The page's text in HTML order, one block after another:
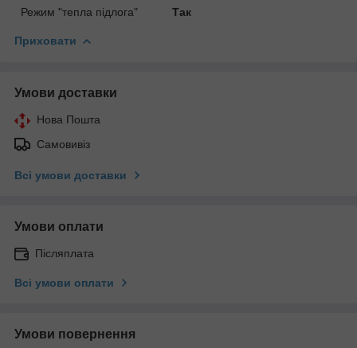
Режим "тепла підлога" Так
Приховати
Умови доставки
Нова Пошта
Самовивіз
Всі умови доставки
Умови оплати
Післяплата
Всі умови оплати
Умови повернення